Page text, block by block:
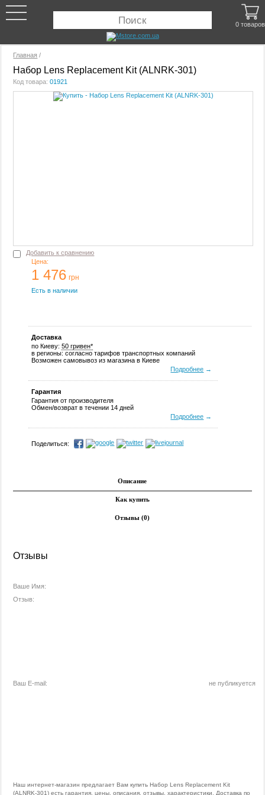
Главная /
Набор Lens Replacement Kit (ALNRK-301)
Код товара:01921
Добавить к сравнению
Цена:
1 476 грн
Есть в наличии
Доставка
по Киеву:50 гривен*
в регионы: согласно тарифов транспортных компаний
Возможен самовывоз из магазина в Киеве
Подробнее →
Гарантия
Гарантия от производителя
Обмен/возврат в течении 14 дней
Подробнее →
Поделиться:
Описание
Как купить
Отзывы (0)
Отзывы
Ваше Имя:
Отзыв:
не публикуется
Ваш E-mail:
Наш интернет-магазин предлагает Вам купить Набор Lens Replacement Kit
(ALNRK-301) есть гарантия, цены, описания, отзывы, характеристики. Доставка по
0 товаров